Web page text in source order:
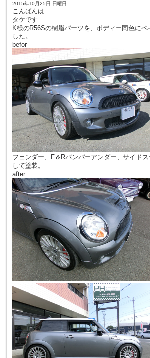
2015年10月25日 日曜日
こんばんは
タケです
K様のR56Sの樹脂パーツを、ボディー同色にペ
した。
befor
フェンダー、F＆Rバンパーアンダー、サイド
して塗装。
after